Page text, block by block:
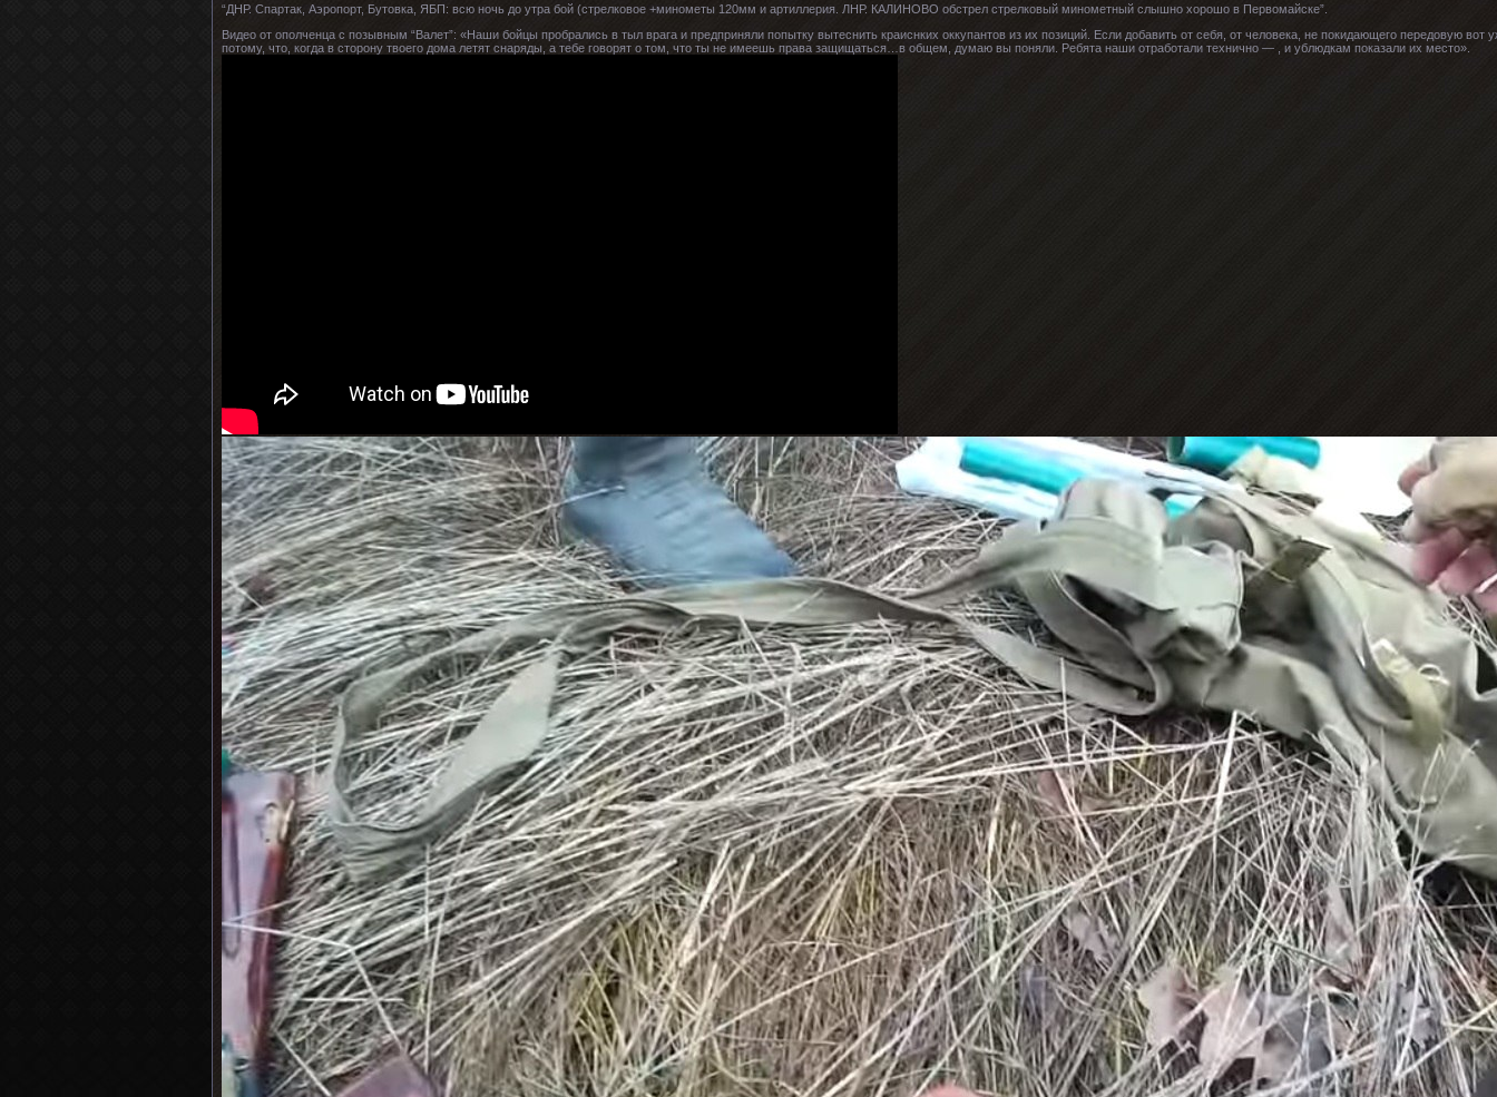
“ДНР. Спартак, Аэропорт, Бутовка, ЯБП: всю ночь до утра бой (стрелковое +минометы 120мм и артиллерия. ЛНР. КАЛИНОВО обстрел стрелковый минометный слышно хорошо в Первомайске”.
Видео от ополченца с позывным “Валет”: «Наши бойцы пробрались в тыл врага и предприняли попытку вытеснить краиснких оккупантов из их позиций. Если добавить от себя, от человека, не покидающего передовую
потому, что, когда в сторону твоего дома летят снаряды, а тебе говорят о том, что ты не имеешь права защищаться…в общем, думаю вы поняли. Ребята наши отработали технично — , и ублюдкам показали их место».